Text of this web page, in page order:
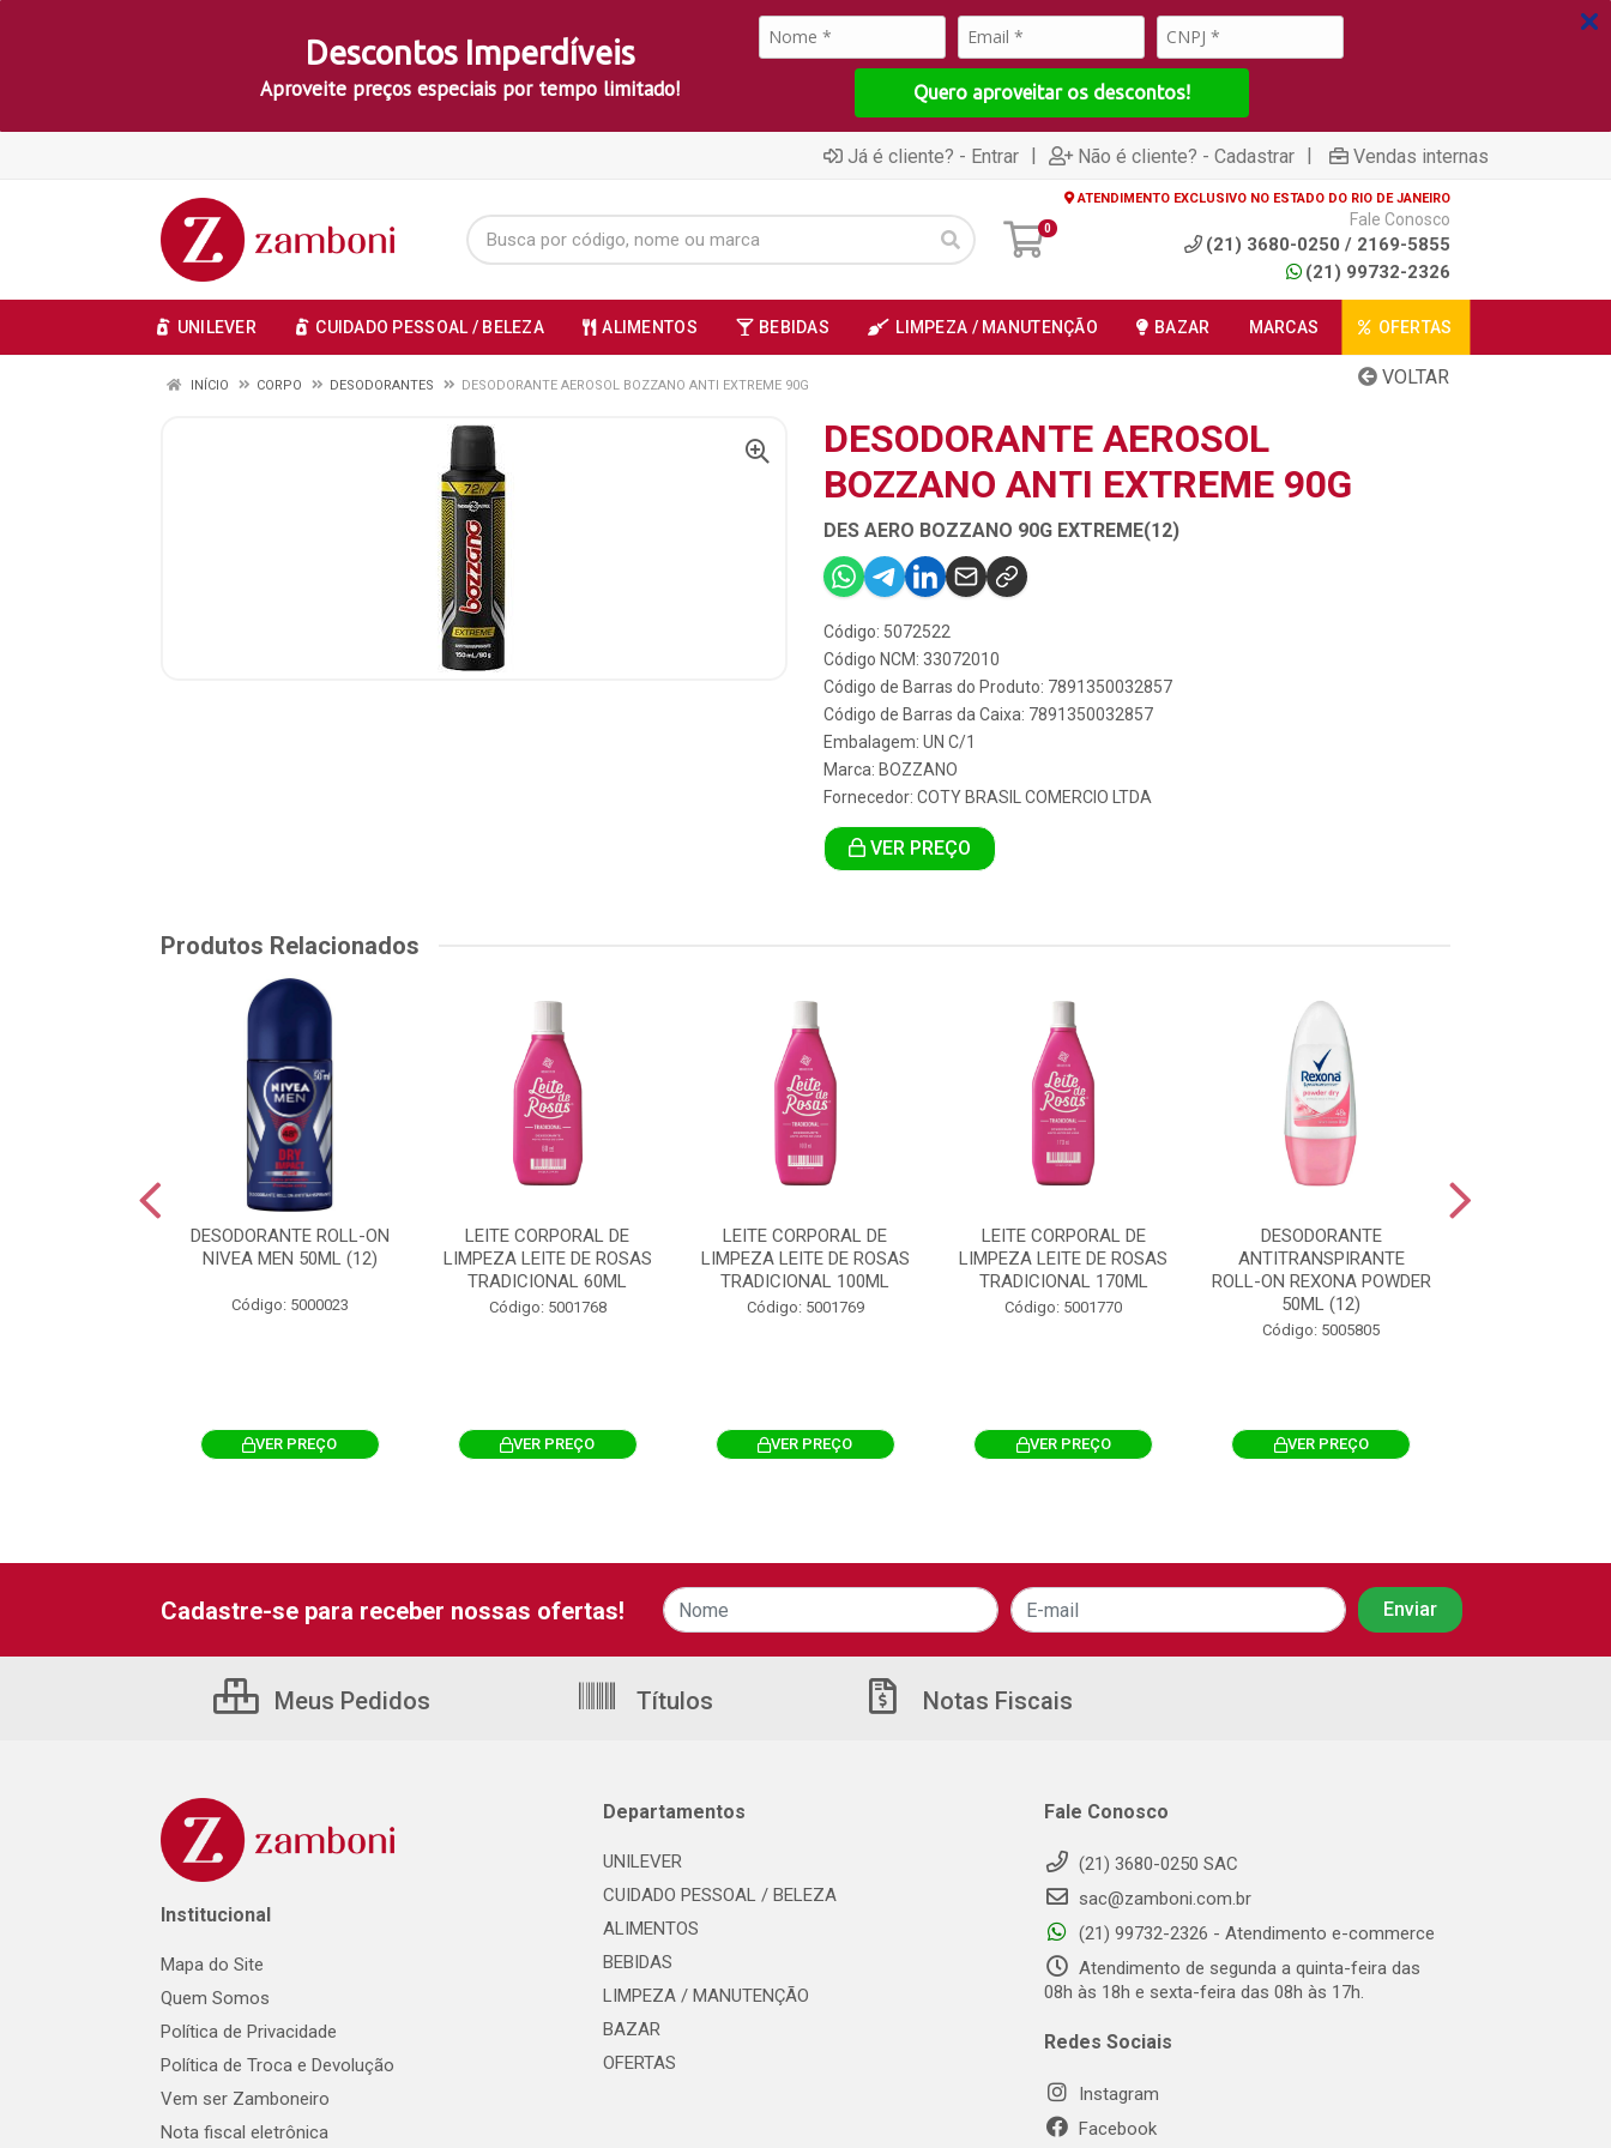
Descontos Imperdíveis
Aproveite preços especiais por tempo limitado! Quero aproveitar os descontos!
Já é cliente? - Entrar | Não é cliente? - Cadastrar | Vendas internas
0
ATENDIMENTO EXCLUSIVO NO ESTADO DO RIO DE JANEIRO
Fale Conosco
(21) 3680-0250 / 2169-5855
(21) 99732-2326
UNILEVER CUIDADO PESSOAL / BELEZA ALIMENTOS BEBIDAS LIMPEZA / MANUTENÇÃO BAZAR MARCAS OFERTAS
VOLTAR
INÍCIO CORPO DESODORANTES DESODORANTE AEROSOL BOZZANO ANTI EXTREME 90G
DESODORANTE AEROSOL
BOZZANO ANTI EXTREME 90G
DES AERO BOZZANO 90G EXTREME(12)
Código: 5072522
Código NCM: 33072010
Código de Barras do Produto: 7891350032857
Código de Barras da Caixa: 7891350032857
Embalagem: UN C/1
Marca: BOZZANO
Fornecedor: COTY BRASIL COMERCIO LTDA
VER PREÇO
Produtos Relacionados
DESODORANTE ROLL-ON
NIVEA MEN 50ML (12)
Código: 5000023
VER PREÇO
LEITE CORPORAL DE
LIMPEZA LEITE DE ROSAS
TRADICIONAL 60ML
Código: 5001768
VER PREÇO
LEITE CORPORAL DE
LIMPEZA LEITE DE ROSAS
TRADICIONAL 100ML
Código: 5001769
VER PREÇO
LEITE CORPORAL DE
LIMPEZA LEITE DE ROSAS
TRADICIONAL 170ML
Código: 5001770
VER PREÇO
DESODORANTE
ANTITRANSPIRANTE
ROLL-ON REXONA POWDER
50ML (12)
Código: 5005805
VER PREÇO
Cadastre-se para receber nossas ofertas!
Meus Pedidos Títulos Notas Fiscais
Institucional
Mapa do Site
Quem Somos
Política de Privacidade
Política de Troca e Devolução
Vem ser Zamboneiro
Nota fiscal eletrônica
Departamentos
UNILEVER
CUIDADO PESSOAL / BELEZA
ALIMENTOS
BEBIDAS
LIMPEZA / MANUTENÇÃO
BAZAR
OFERTAS
Fale Conosco
(21) 3680-0250 SAC
sac@zamboni.com.br
(21) 99732-2326 - Atendimento e-commerce
Atendimento de segunda a quinta-feira das
08h às 18h e sexta-feira das 08h às 17h.
Redes Sociais
Instagram
Facebook